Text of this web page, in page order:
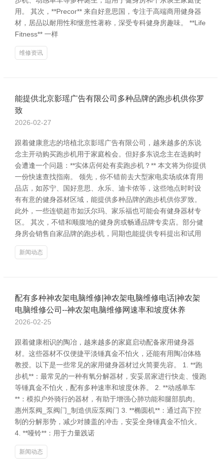
用。 其次，**Precor** 来自好意思国，专注于高端商用健身器
材，居品以耐用性和惬意性著称，深受专科健身房趣味。 **Life
Fitness** 一样
维修资讯
能提供北京影瑶广告有限公司多种品牌的跑步机供你罗
致
2026-02-27
跟着健康意志的培植北京影瑶广告有限公司，越来越多的东说
念主开动购买跑步机用于家庭检会。但好多东说念主在选购时
会遭逢一个问题：**实体店何处有卖跑步机？** 本文将为你提供
一份快速查找指南。 领先，你不错前去大型家电卖场或体育用
品店，如苏宁、国好意思、永乐、迪卡侬等，这些地点时时设
有有意的健身器材区域，能提供多种品牌的跑步机供你罗致。
此外，一些连锁超市如沃尔玛、家乐福也可能会有健身器材专
区。 其次，不错和顺腹地的健身房或畅通品牌专卖店。部分健
身房会销售自家品牌的跑步机，同期也能提供专科提出和试用
新闻动态
配有多种神农架电脑维修|神农架电脑维修电话|神农架
电脑维修公司--神农架电脑维修网速率和坡度休养
2026-02-25
跟着健康相识的陶冶，越来越多的家庭启动配备家用健身器
材。这些器材不仅便捷平淡锤真金不怕火，还能有用陶冶体格
教授。以下是一些常见的家用健身器材过火简要先容。 1. **跑
步机**：最常见的一种有氧分解器材，安妥居家进行快走、慢跑
等锤真金不怕火，配有多种速率和坡度休养。 2. **动感单车
**：模拟户外骑行的器材，有助于增强心肺功能和腿部肌肉。
惠州泵阀_泵阀门_制造供应泵阀门 3. **椭圆机**：通过高下控
制的分解形势，减少对膝盖的冲击，安妥全身锤真金不怕火。
4. **哑铃**：用于力量践诺
新闻动态